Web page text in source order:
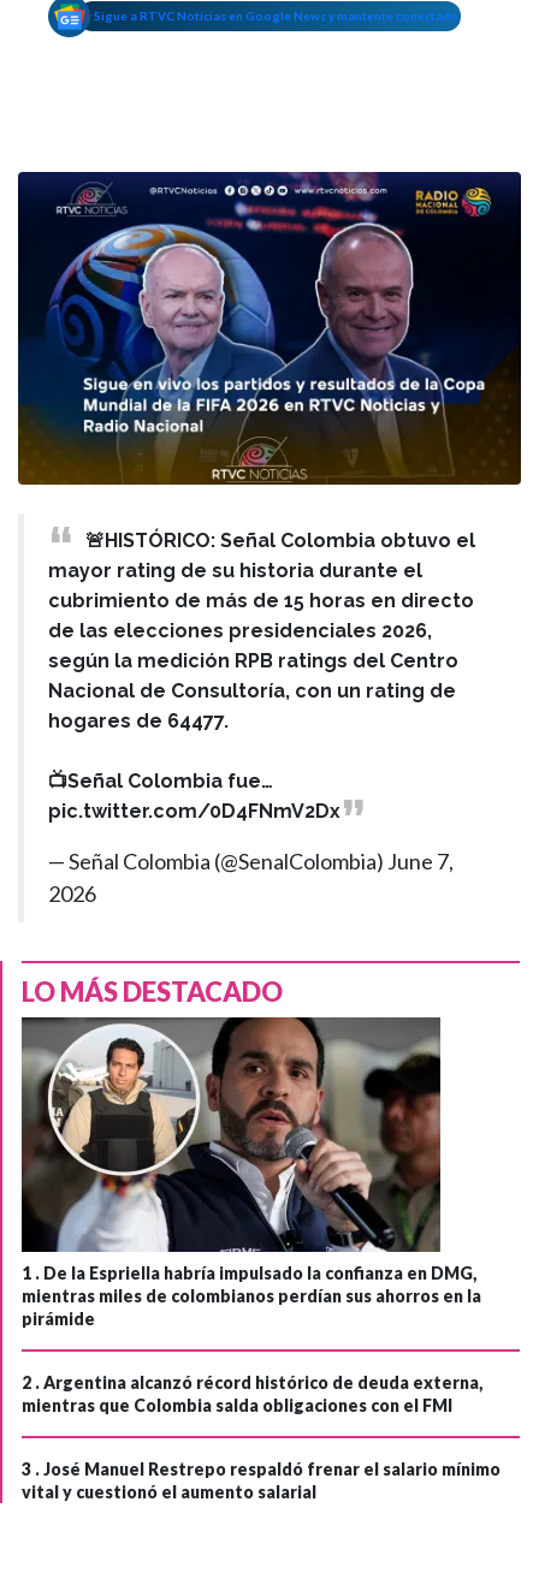
Sigue a RTVC Noticias en Google News y mantente conectado
🚨HISTÓRICO: Señal Colombia obtuvo el
mayor rating de su historia durante el
cubrimiento de más de 15 horas en directo
de las elecciones presidenciales 2026,
según la medición RPB ratings del Centro
Nacional de Consultoría, con un rating de
hogares de 64477.
📺Señal Colombia fue…
pic.twitter.com/0D4FNmV2Dx
— Señal Colombia (@SenalColombia) June 7,
2026
LO MÁS DESTACADO
1 . De la Espriella habría impulsado la confianza en DMG,
mientras miles de colombianos perdían sus ahorros en la
pirámide
2 .Argentina alcanzó récord histórico de deuda externa,
mientras que Colombia salda obligaciones con el FMI
3 .José Manuel Restrepo respaldó frenar el salario mínimo
vital y cuestionó el aumento salarial